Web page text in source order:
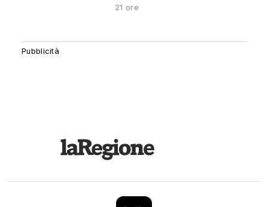
21 ore